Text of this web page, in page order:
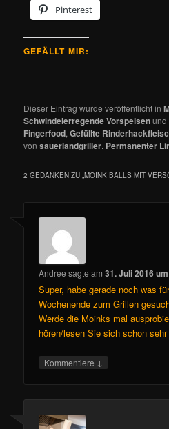
Pinterest
GEFÄLLT MIR:
Dieser Eintrag wurde veröffentlicht in
Schwindelerregende Vorspeisenund
Fingerfood,Gefüllte
vonsauerlandgriller. Permanenter
2 GEDANKEN ZU „MOINK BALLS MIT
Andree sagte am31. Juli 2016
Super, habe gerade noch was
Wochenende zum Grillen
Werde die Moinks mal
hören/lesen Sie sich schon
Kommentiere ↓